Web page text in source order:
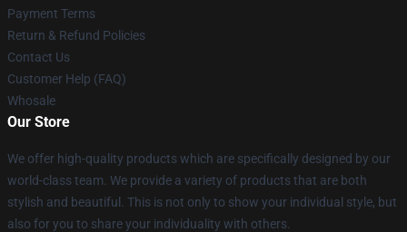
Payment Terms
Return & Refund Policies
Contact Us
Customer Help (FAQ)
Whosale
Our Store
We offer high-quality products which are specifically designed by our
world-class team. We provide a variety of products that are both
stylish and beautiful. This is not only to show your individual style, but
also for you to share your individuality with others.